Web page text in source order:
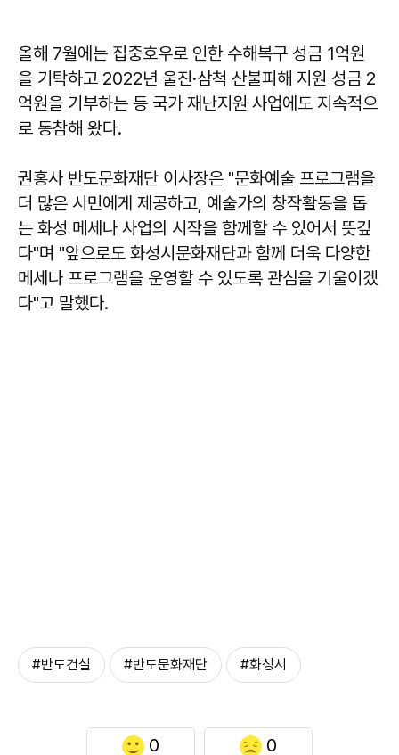
올해 7월에는 집중호우로 인한 수해복구 성금 1억원
을 기탁하고 2022년 울진·삼척 산불피해 지원 성금 2
억원을 기부하는 등 국가 재난지원 사업에도 지속적으
로 동참해 왔다.
권홍사 반도문화재단 이사장은 "문화예술 프로그램을
더 많은 시민에게 제공하고, 예술가의 창작활동을 돕
는 화성 메세나 사업의 시작을 함께할 수 있어서 뜻깊
다"며 "앞으로도 화성시문화재단과 함께 더욱 다양한
메세나 프로그램을 운영할 수 있도록 관심을 기울이겠
다"고 말했다.
#반도건설 #반도문화재단 #화성시
0 0